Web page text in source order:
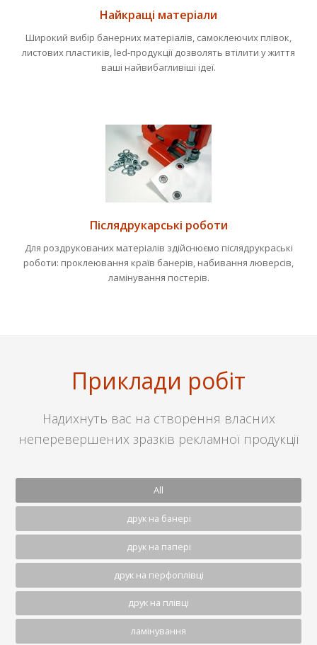
Найкращі матеріали
Широкий вибір банерних матеріалів, самоклеючих плівок,
листових пластиків, led-продукції дозволять втілити у життя
ваші найвибагливіші ідеї.
Післядрукарські роботи
Для роздрукованих матеріалів здійснюємо післядрукраські
роботи: проклеювання країв банерів, набивання люверсів,
ламінування постерів.
Приклади робіт
Надихнуть вас на створення власних
неперевершених зразків рекламної продукції
All
друк на банері
друк на папері
друк на перфоплівці
друк на плівці
ламінування